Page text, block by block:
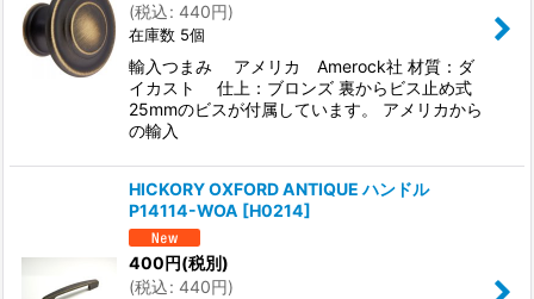
(税込: 440円)
在庫数 5個
輸入つまみ アメリカ Amerock社 材質：ダ
イカスト 仕上：ブロンズ 裏からビス止め式
25mmのビスが付属しています。 アメリカから
の輸入
HICKORY OXFORD ANTIQUE ハンドル
P14114-WOA [H0214]
400円(税別)
(税込: 440円)